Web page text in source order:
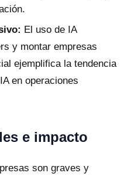
El uso de IA
y montar empresas
ejemplifica la tendencia
en operaciones
e impacto
son graves y